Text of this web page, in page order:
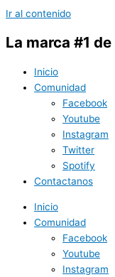
Ir al contenido
La marca #1
Inicio
Comunidad
Facebook
Youtube
Instagram
Twitter
Spotify
Contactanos
Inicio
Comunidad
Facebook
Youtube
Instagram